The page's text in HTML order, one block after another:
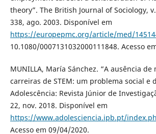
theory”. The British Journal of Sociology,
338, ago. 2003. Disponível em
https://europepmc.org/article/med/
10.1080/0007131032000111848. Acesso
MUNILLA, María Sánchez. “A ausência de
carreiras de STEM: um problema social e
Adolescência: Revista Júnior de
22, nov. 2018. Disponível em
https://www.adolesciencia.ipb.pt/
Acesso em 09/04/2020.